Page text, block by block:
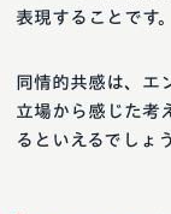
表現することです。
同情的共感は、エ
立場から感じた考
るといえるでしょう